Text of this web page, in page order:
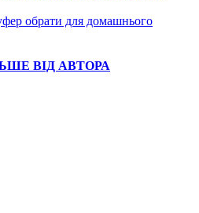
обрати для домашнього
ВІД АВТОРА